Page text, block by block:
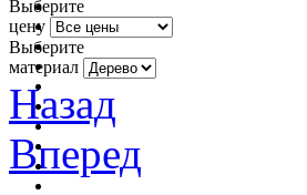
Выберите
цену
Выберите
материал
Назад
Вперед